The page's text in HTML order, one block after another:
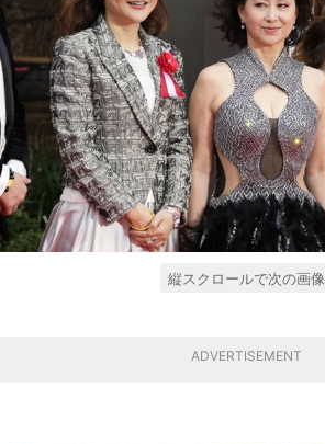
縦スクロールで次の画像
ADVERTISEMENT